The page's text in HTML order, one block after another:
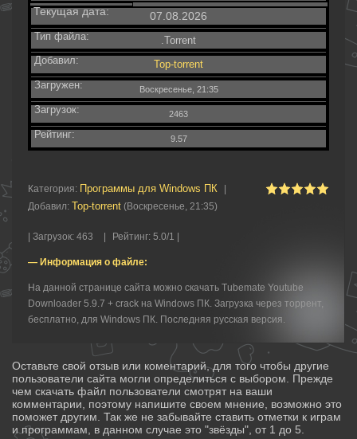
Текущая дата: 07.08.2026
Тип файла:
.Torrent
Добавил:
Top-torrent
Загружен:
Воскресенье, 21:35
Загрузок: 2463
Рейтинг: 9.57
Категория: Программы для Windows ПК
Добавил: Top-torrent (Воскресенье, 21:35)
Загрузок: 463 Рейтинг: 5.0/1 |
— Информация о файле:
На данной странице сайта можно скачать Tubemate Youtube
Downloader 5.9.7 + crack на Windows ПК. Загрузка через торрент,
бесплатно, для Windows ПК. Последняя русская версия.
Оставьте свой отзыв или коментарий, для того чтобы другие
пользователи сайта могли определиться с выбором. Прежде
чем скачать файл пользователи смотрят на ваши
комментарии, поэтому напишите своем мнение, возможно это
поможет другим. Так же не забывайте ставить отметки к играм
и программам, в данном случае это "звёзды", от 1 до 5.